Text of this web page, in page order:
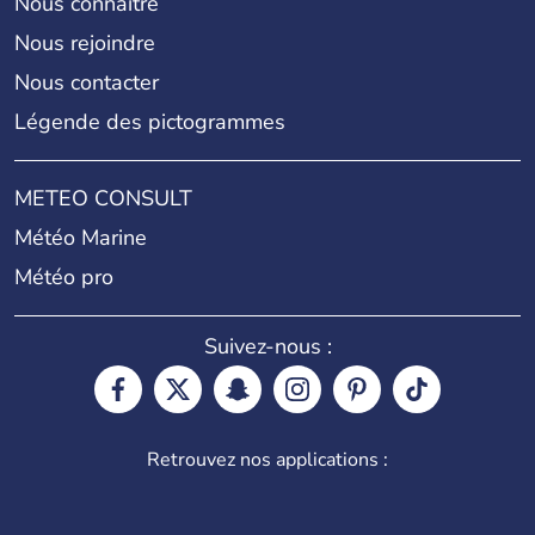
Nous rejoindre
Nous contacter
Légende des pictogrammes
METEO CONSULT
Météo Marine
Météo pro
Suivez-nous :
Retrouvez nos applications :